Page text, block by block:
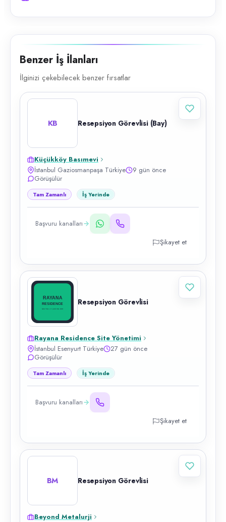
Benzer İş İlanları
İlginizi çekebilecek benzer fırsatlar
KB Resepsiyon Görevlisi (Bay)
Küçükköy Basımevi
İstanbul Gaziosmanpaşa Türkiye
9 gün önce
Görüşülür
Tam Zamanlı İş Yerinde
Başvuru kanalları
Şikayet et
Resepsiyon Görevlisi
Rayana Residence Site Yönetimi
İstanbul Esenyurt Türkiye
27 gün önce
Görüşülür
Tam Zamanlı İş Yerinde
Başvuru kanalları
Şikayet et
BM Resepsiyon Görevlisi
Beyond Metalurji